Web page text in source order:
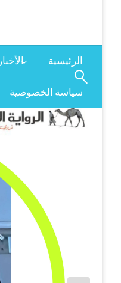
الرئيسية الأخبار
سياسة الخصوصية